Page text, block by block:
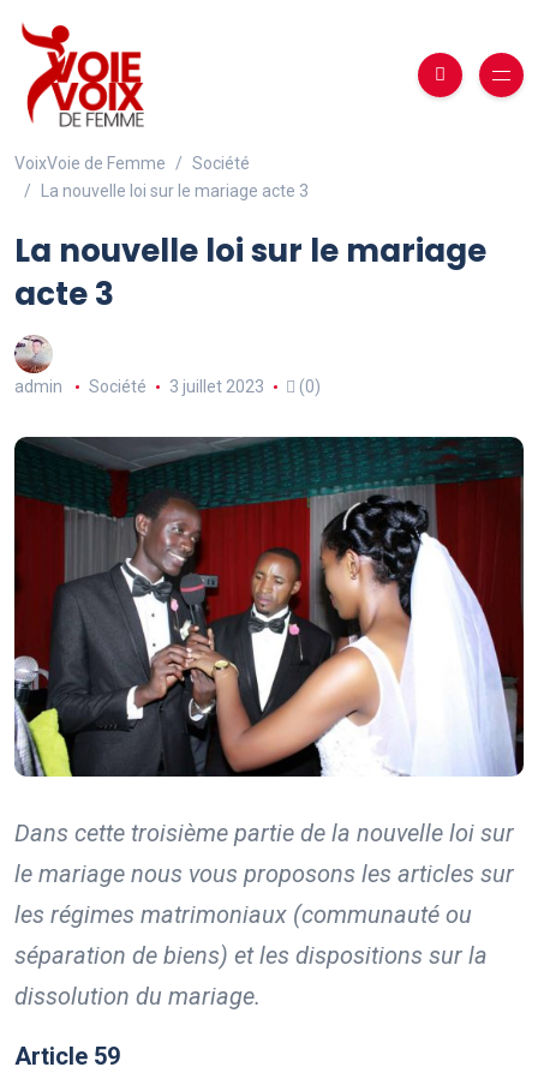
VoixVoie de Femme
Société
La nouvelle loi sur le mariage acte 3
La nouvelle loi sur le mariage
acte 3
admin Société 3 juillet 2023 (0)
Dans cette troisième partie de la nouvelle loi sur
le mariage nous vous proposons les articles sur
les régimes matrimoniaux (communauté ou
séparation de biens) et les dispositions sur la
dissolution du mariage.
Article 59